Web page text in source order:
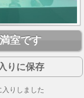
室です
りに保存
入りしました